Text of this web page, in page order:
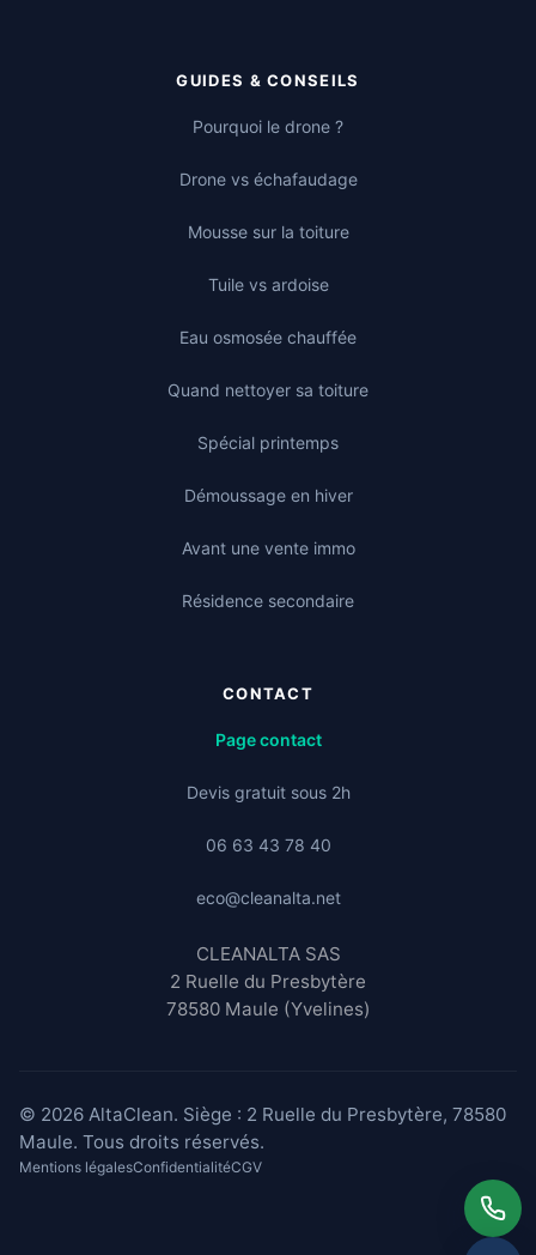
GUIDES & CONSEILS
Pourquoi le drone ?
Drone vs échafaudage
Mousse sur la toiture
Tuile vs ardoise
Eau osmosée chauffée
Quand nettoyer sa toiture
Spécial printemps
Démoussage en hiver
Avant une vente immo
Résidence secondaire
CONTACT
Page contact
Devis gratuit sous 2h
06 63 43 78 40
eco@cleanalta.net
CLEANALTA SAS
2 Ruelle du Presbytère
78580 Maule (Yvelines)
© 2026 AltaClean. Siège : 2 Ruelle du Presbytère, 78580
Maule. Tous droits réservés.
Mentions légalesConfidentialitéCGV